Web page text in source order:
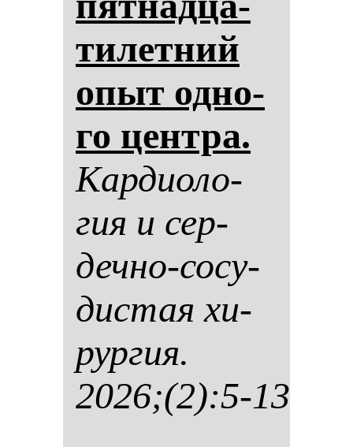
ти­лет­ний
опыт од­но­
го цен­тра.
Кар­ди­оло­
гия и сер­
деч­но-со­су­
дис­тая хи­
рур­гия.
2026;(2):5-13